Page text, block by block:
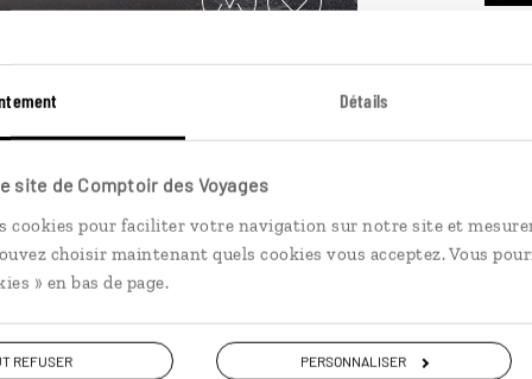
Détails
site de Comptoir des Voyages
cookies pour faciliter votre navigation sur notre site et
choisir maintenant quels cookies vous acceptez. Vous
» en bas de page.
REFUSER PERSONNALISER